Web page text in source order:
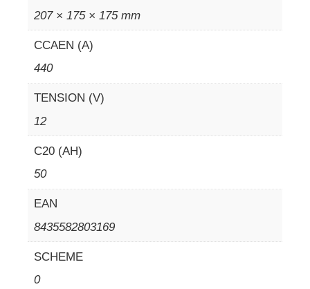
207 × 175 × 175 mm
CCAEN (A)
440
TENSION (V)
12
C20 (AH)
50
EAN
8435582803169
SCHEME
0